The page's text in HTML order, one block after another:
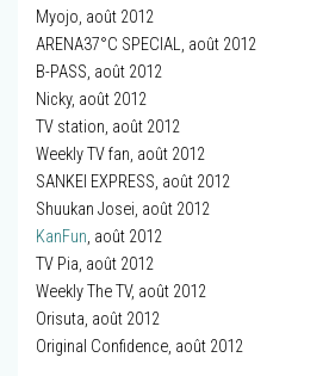
Myojo, août 2012
ARENA37°C SPECIAL, août 2012
B-PASS, août 2012
Nicky, août 2012
TV station, août 2012
Weekly TV fan, août 2012
SANKEI EXPRESS, août 2012
Shuukan Josei, août 2012
KanFun, août 2012
TV Pia, août 2012
Weekly The TV, août 2012
Orisuta, août 2012
Original Confidence, août 2012